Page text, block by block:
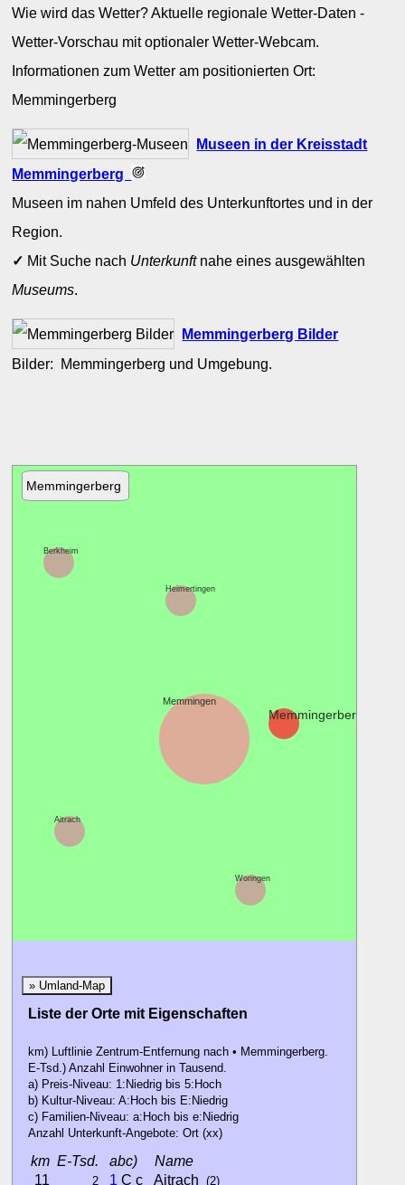
Wie wird das Wetter? Aktuelle regionale Wetter-Daten -
Wetter-Vorschau mit optionaler Wetter-Webcam.
Informationen zum Wetter am positionierten Ort:
Memmingerberg
Museen in der Kreisstadt
Memmingerberg
Museen im nahen Umfeld des Unterkunftortes und in der
Region.
✓ Mit Suche nach Unterkunftnahe eines ausgewählten
Museums.
Memmingerberg Bilder
Bilder: Memmingerberg und Umgebung.
Memmingerberg
Heimertingen
Woringen
Aitrach
Berkheim
Memmingerberg
Memmingen
» Umland-Map
Liste der Orte mit Eigenschaften
km) Luftlinie Zentrum-Entfernung nach • Memmingerberg.
E-Tsd.) Anzahl Einwohner in Tausend.
a) Preis-Niveau: 1:Niedrig bis 5:Hoch
b) Kultur-Niveau: A:Hoch bis E:Niedrig
c) Familien-Niveau: a:Hoch bis e:Niedrig
Anzahl Unterkunft-Angebote: Ort (xx)
km E-Tsd. abc)
Name
11
2 1 C c Aitrach (2)